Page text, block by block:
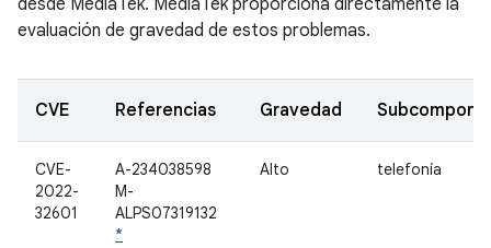
desde MediaTek. MediaTek proporciona directamente la
evaluación de gravedad de estos problemas.
CVE Referencias Gravedad
CVE-
2022-
32601
A-234038598
M-
ALPS07319132
*
Alto telefonía